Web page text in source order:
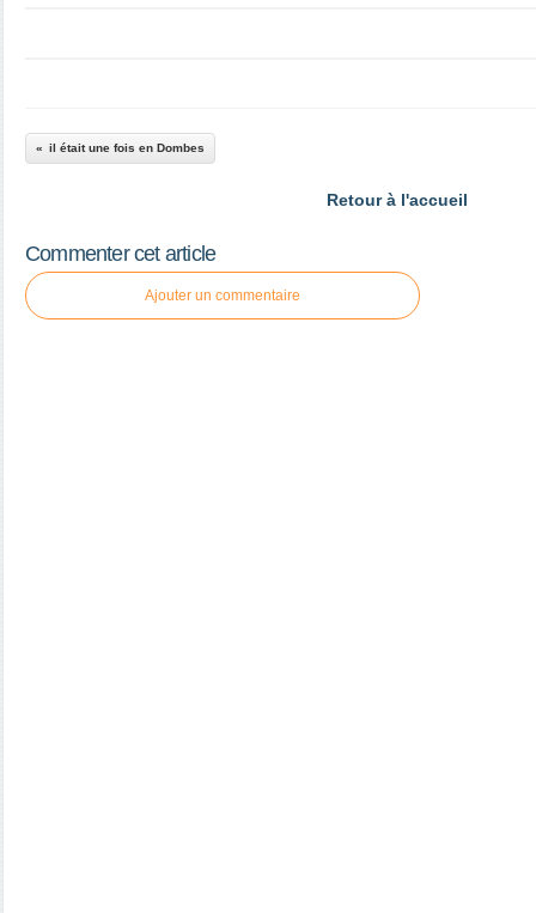
il était une fois en Dombes
Retour à l'accueil
Commenter cet article
Ajouter un commentaire